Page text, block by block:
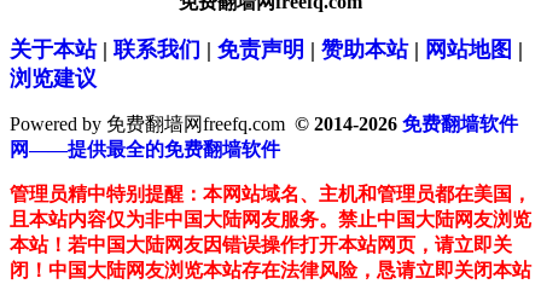
关于本站| 联系我们 | 免责声明 | 赞助本站| 网站地图 |
浏览建议
Powered by 免费翻墙网freefq.com © 2014-2026 免费翻墙软件
网——提供最全的免费翻墙软件
管理员精中特别提醒：本网站域名、主机和管理员都在美国，
且本站内容仅为非中国大陆网友服务。禁止中国大陆网友浏览
本站！若中国大陆网友因错误操作打开本站网页，请立即关
闭！中国大陆网友浏览本站存在法律风险，恳请立即关闭本站